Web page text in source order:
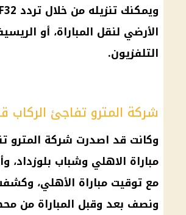
الأرضي لنقل المباراة، أو
التلفزيون.
شركة المترو تفاجئ الركاب
وكانت قد اصدرت شركة المترو
مباراة الاهلي وشباب بلوزداد،
مع توقيت مباراة الأهلي،
ونصف بعد وقبل المباراة من